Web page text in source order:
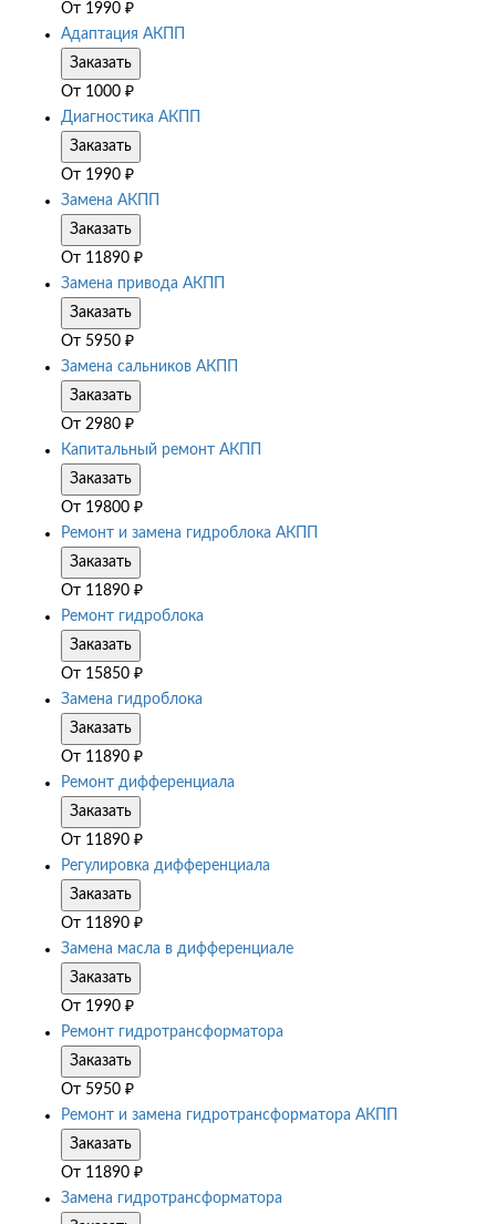
От 1990 ₽
Адаптация АКПП
Заказать
От 1000 ₽
Диагностика АКПП
Заказать
От 1990 ₽
Замена АКПП
Заказать
От 11890 ₽
Замена привода АКПП
Заказать
От 5950 ₽
Замена сальников АКПП
Заказать
От 2980 ₽
Капитальный ремонт АКПП
Заказать
От 19800 ₽
Ремонт и замена гидроблока АКПП
Заказать
От 11890 ₽
Ремонт гидроблока
Заказать
От 15850 ₽
Замена гидроблока
Заказать
От 11890 ₽
Ремонт дифференциала
Заказать
От 11890 ₽
Регулировка дифференциала
Заказать
От 11890 ₽
Замена масла в дифференциале
Заказать
От 1990 ₽
Ремонт гидротрансформатора
Заказать
От 5950 ₽
Ремонт и замена гидротрансформатора АКПП
Заказать
От 11890 ₽
Замена гидротрансформатора